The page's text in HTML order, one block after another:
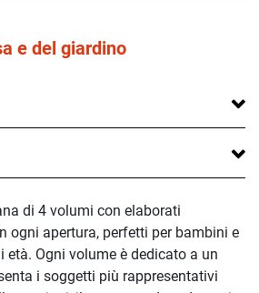
e del giardino
di 4 volumi con elaborati
ogni apertura, perfetti per bambini e
età. Ogni volume è dedicato a un
i soggetti più rappresentativi